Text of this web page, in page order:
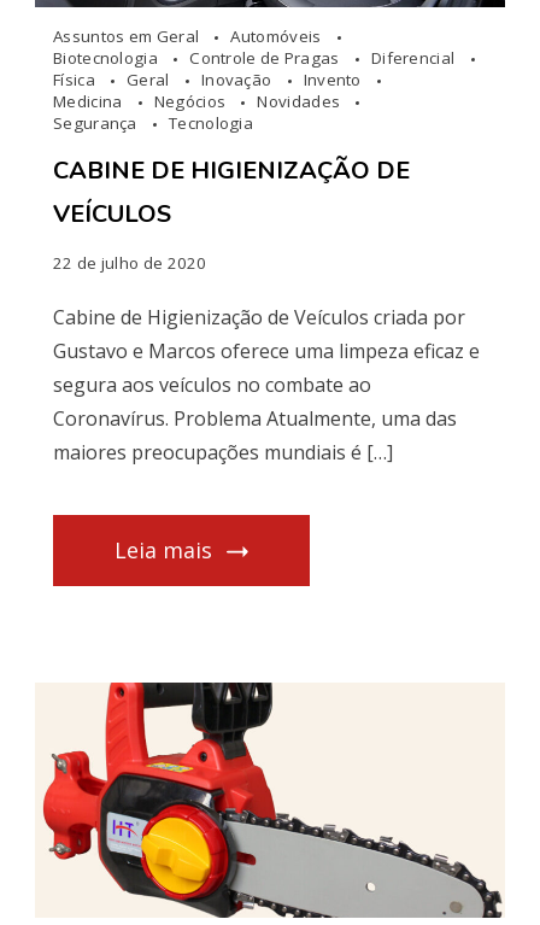
Assuntos em Geral
Automóveis
Biotecnologia
Controle de Pragas
Diferencial
Física
Geral Inovação
Invento
Medicina
Negócios
Novidades
Segurança
Tecnologia
CABINE DE HIGIENIZAÇÃO DE
VEÍCULOS
22 de julho de 2020
Cabine de Higienização de Veículos criada por
Gustavo e Marcos oferece uma limpeza eficaz e
segura aos veículos no combate ao
Coronavírus. Problema Atualmente, uma das
maiores preocupações mundiais é […]
Leia mais